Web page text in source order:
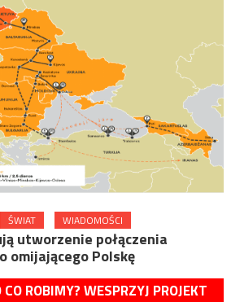
ŚWIAT WIADOMOŚCI
utworzenie połączenia
omijającego Polskę
ROBIMY? WESPRZYJ PROJEKT